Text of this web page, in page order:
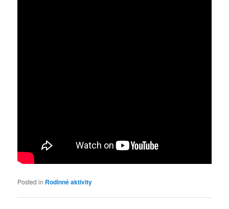
Posted in Rodinné aktivity